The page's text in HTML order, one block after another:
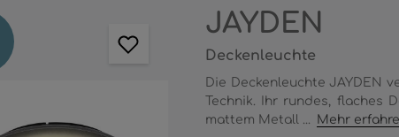
JAYDEN
Deckenleuchte
Die Deckenleuchte JAYDEN
Technik. Ihr rundes, flaches
mattem Metall ...
Mehr